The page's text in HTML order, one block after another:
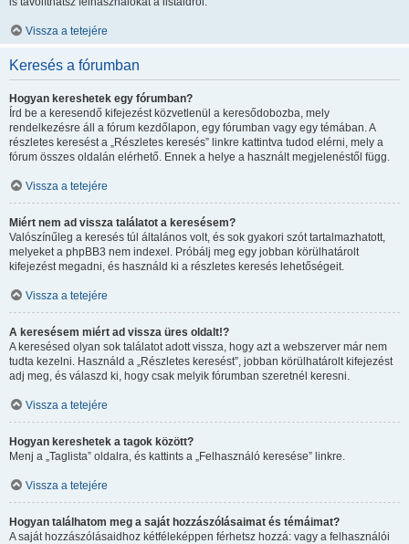
Vissza a tetejére
Keresés a fórumban
Hogyan kereshetek egy fórumban?
Írd be a keresendő kifejezést közvetlenül a keresődobozba, mely
rendelkezésre áll a fórum kezdőlapon, egy fórumban vagy egy témában. A
részletes keresést a „Részletes keresés” linkre kattintva tudod elérni, mely a
fórum összes oldalán elérhető. Ennek a helye a használt megjelenéstől függ.
Vissza a tetejére
Miért nem ad vissza találatot a keresésem?
Valószínűleg a keresés túl általános volt, és sok gyakori szót tartalmazhatott,
melyeket a phpBB3 nem indexel. Próbálj meg egy jobban körülhatárolt
kifejezést megadni, és használd ki a részletes keresés lehetőségeit.
Vissza a tetejére
A keresésem miért ad vissza üres oldalt!?
A keresésed olyan sok találatot adott vissza, hogy azt a webszerver már nem
tudta kezelni. Használd a „Részletes keresést”, jobban körülhatárolt kifejezést
adj meg, és válaszd ki, hogy csak melyik fórumban szeretnél keresni.
Vissza a tetejére
Hogyan kereshetek a tagok között?
Menj a „Taglista” oldalra, és kattints a „Felhasználó keresése” linkre.
Vissza a tetejére
Hogyan találhatom meg a saját hozzászólásaimat és témáimat?
A saját hozzászólásaidhoz kétféleképpen férhetsz hozzá: vagy a felhasználói